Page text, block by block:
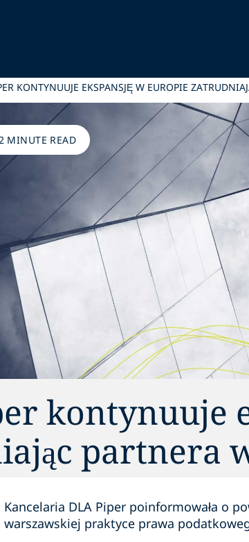
KONTYNUUJE EKSPANSJĘ W EUROPIE
MINUTE READ
kontynuuje
partnera
Kancelaria DLA Piper poinformowała o
warszawskiej praktyce prawa